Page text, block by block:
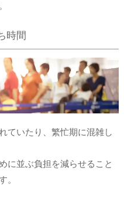
時間
ていたり、繁忙期に混雑し
に並ぶ負担を減らせること
。